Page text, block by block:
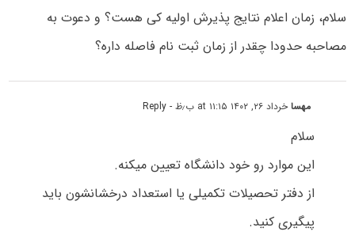
سلام، زمان اعلام نتایج پذیرش اولیه کی هست؟ و دعوت به
مصاحبه حدودا چقدر از زمان ثبت نام فاصله داره؟
مهساخرداد ۲۶, ۱۴۰۲ at ۱۱:۱۵ ب٫ظ - Reply
سلام
این موارد رو خود دانشگاه تعیین میکنه.
از دفتر تحصیلات تکمیلی یا استعداد درخشانشون باید
پیگیری کنید.